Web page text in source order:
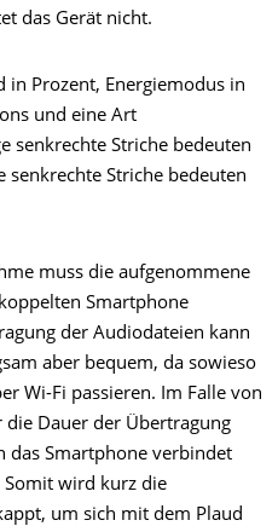
das Gerät nicht.
in Prozent, Energiemodus in
und eine Art
senkrechte Striche bedeuten
Striche bedeuten
muss die aufgenommene
Smartphone
der Audiodateien kann
aber bequem, da sowieso
Wi-Fi passieren. Im Falle von
die Dauer der Übertragung
das Smartphone verbindet
Somit wird kurz die
um sich mit dem Plaud